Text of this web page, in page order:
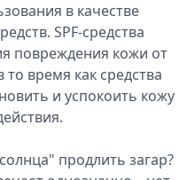
в качестве
SPF-средства
повреждения кожи от
время как средства
и успокоить кожу
продлить загар?